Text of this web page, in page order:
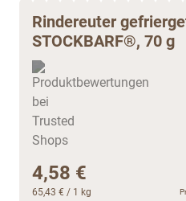
Rindereuter
STOCKBARF®, 70 g
4,58 €
65,43 € / 1 kg